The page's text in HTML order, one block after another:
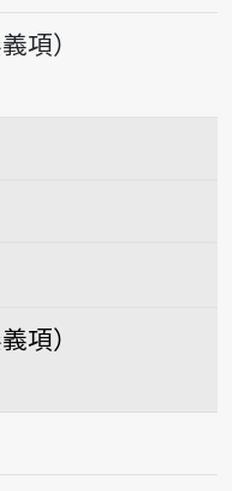
kim-sio̍k
項）
項）